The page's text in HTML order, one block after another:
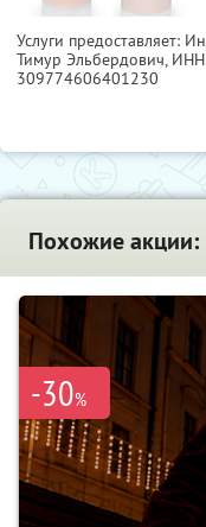
Услуги предоставляет:
Тимур Эльбердович, ИНН
309774606401230
Похожие акции:
-30%